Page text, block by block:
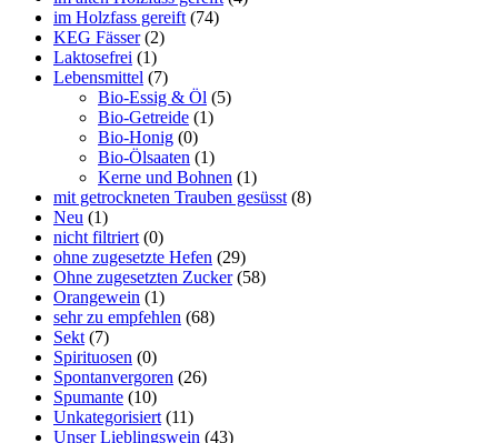
im Holzfass gereift (74)
KEG Fässer (2)
Laktosefrei (1)
Lebensmittel (7)
Bio-Essig & Öl (5)
Bio-Getreide (1)
Bio-Honig (0)
Bio-Ölsaaten (1)
Kerne und Bohnen (1)
mit getrockneten Trauben gesüsst (8)
Neu (1)
nicht filtriert (0)
ohne zugesetzte Hefen (29)
Ohne zugesetzten Zucker (58)
Orangewein (1)
sehr zu empfehlen (68)
Sekt (7)
Spirituosen (0)
Spontanvergoren (26)
Spumante (10)
Unkategorisiert (11)
Unser Lieblingswein (43)